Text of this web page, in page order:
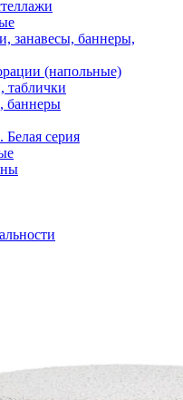
занавесы, баннеры,
(напольные)
таблички
баннеры
Белая серия